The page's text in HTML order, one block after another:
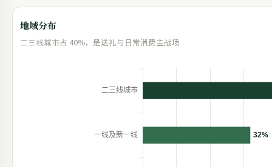
地域分布
二三线城市占 40%，是送礼与日常消费主战场